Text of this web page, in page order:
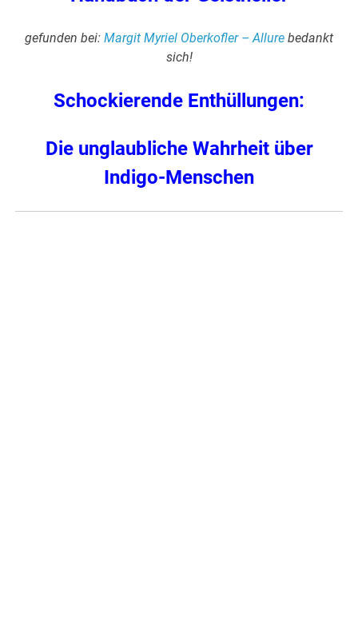
gefunden bei: Margit Myriel Oberkofler – Allure bedankt
sich!
Schockierende Enthüllungen:
Die unglaubliche Wahrheit über
Indigo-Menschen